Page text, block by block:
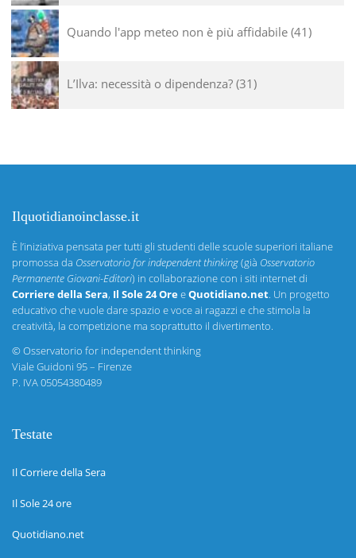
Quando l'app meteo non è più affidabile 41
L’Ilva: necessità o dipendenza? 31
Ilquotidianoinclasse.it
È l’iniziativa pensata per tutti gli studenti delle scuole superiori italiane
promossa da Osservatorio for independent thinking(già Osservatorio
Permanente Giovani-Editori) in collaborazione con i siti internet di
Corriere della Sera, Il Sole 24 OreeQuotidiano.net. Un progetto
educativo che vuole dare spazio e voce ai ragazzi e che stimola la
creatività, la competizione ma soprattutto il divertimento.
©Osservatorio for independent thinking
Viale Guidoni 95 – Firenze
P. IVA 05054380489
Testate
Il Corriere della Sera
Il Sole 24 ore
Quotidiano.net